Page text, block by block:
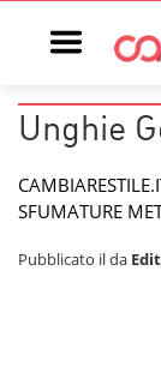
Open main
Unghie
SFUMATURE
Pubblicato ilda